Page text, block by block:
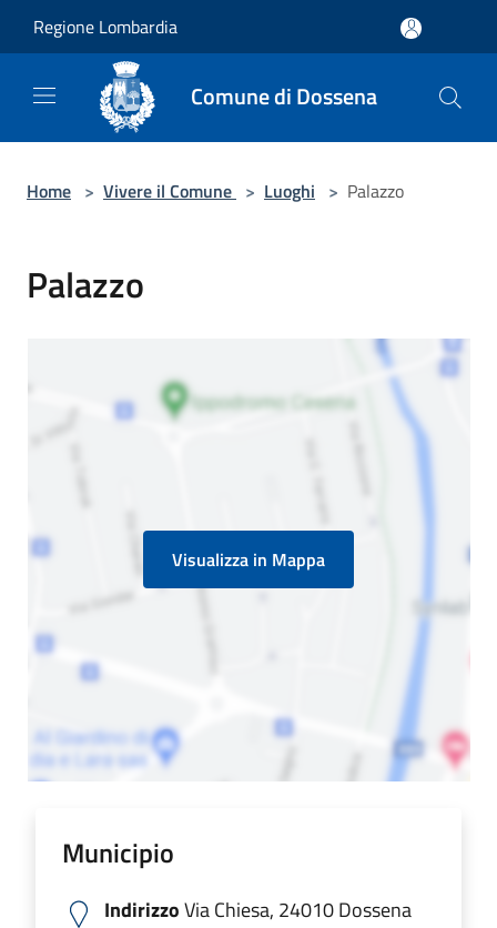
Regione Lombardia
Comune di Dossena
Home > Vivere il Comune > Luoghi > Palazzo
Palazzo
Visualizza in Mappa
Municipio
IndirizzoVia Chiesa, 24010 Dossena